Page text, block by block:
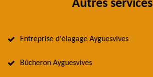
Autres services
Entreprise d'élagage Ayguesvives
Bûcheron Ayguesvives